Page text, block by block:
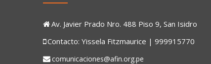
Av. Javier Prado Nro. 488 Piso 9, San Isidro
Contacto: Yissela Fitzmaurice | 999915770
comunicaciones@afin.org.pe